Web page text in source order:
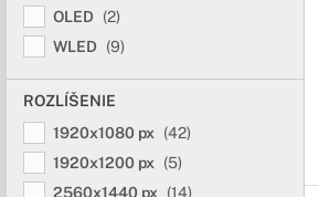
OLED (2)
WLED (9)
ROZLÍŠENIE
1920x1080 px
(42)
1920x1200 px
(5)
2560x1440 px
(14)